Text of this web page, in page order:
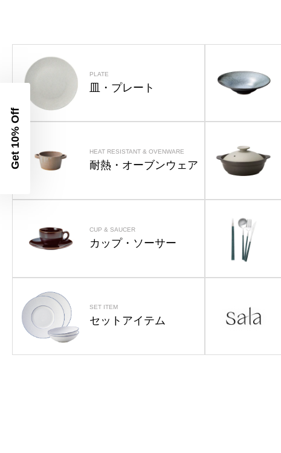
PLATE
皿・プレート
HEAT RESISTANT & OVENWARE
耐熱・オーブンウェア
CUP & SAUCER
カップ・ソーサー
SET ITEM
セットアイテム
Get 10% Off